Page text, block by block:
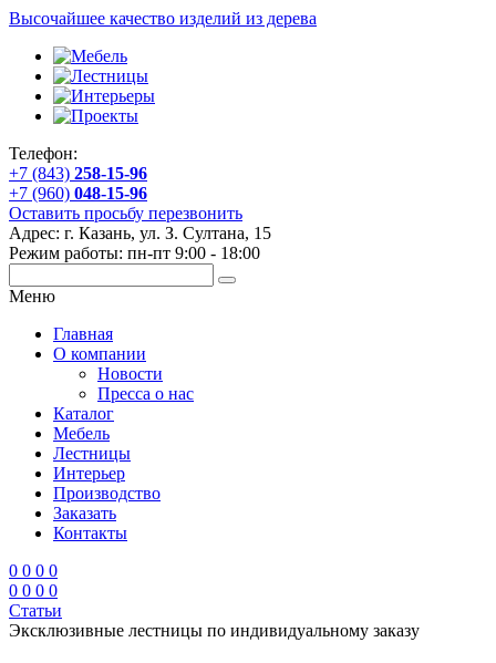
Высочайшее качество изделий из дерева
Телефон:
+7 (843) 258-15-96
+7 (960) 048-15-96
Оставить просьбу перезвонить
Адрес: г. Казань, ул. З. Султана, 15
Режим работы: пн-пт 9:00 - 18:00
Меню
Главная
О компании
Новости
Пресса о нас
Каталог
Мебель
Лестницы
Интерьер
Производство
Заказать
Контакты
0 0 0 0
0 0 0 0
Статьи
Эксклюзивные лестницы по индивидуальному заказу